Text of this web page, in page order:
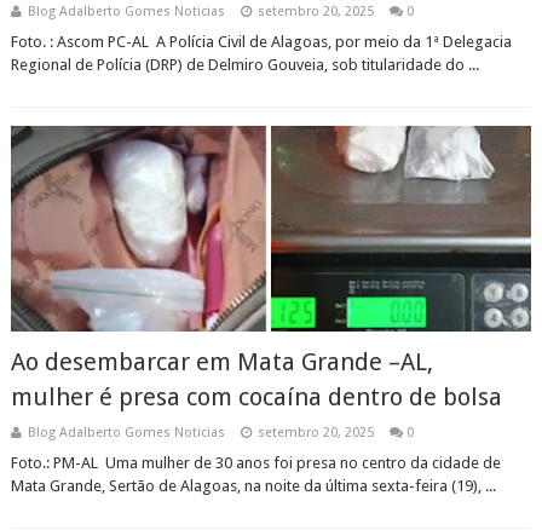
Blog Adalberto Gomes Noticias setembro 20, 2025 0
Foto. : Ascom PC-AL A Polícia Civil de Alagoas, por meio da 1ª Delegacia
Regional de Polícia (DRP) de Delmiro Gouveia, sob titularidade do ...
Ao desembarcar em Mata Grande –AL,
mulher é presa com cocaína dentro de bolsa
Blog Adalberto Gomes Noticias setembro 20, 2025 0
Foto.: PM-AL Uma mulher de 30 anos foi presa no centro da cidade de
Mata Grande, Sertão de Alagoas, na noite da última sexta-feira (19), ...